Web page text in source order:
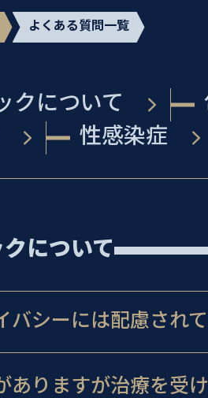
よくある質問一覧
クについて
性感染症
について
バシーには配慮され
ありますが治療を受